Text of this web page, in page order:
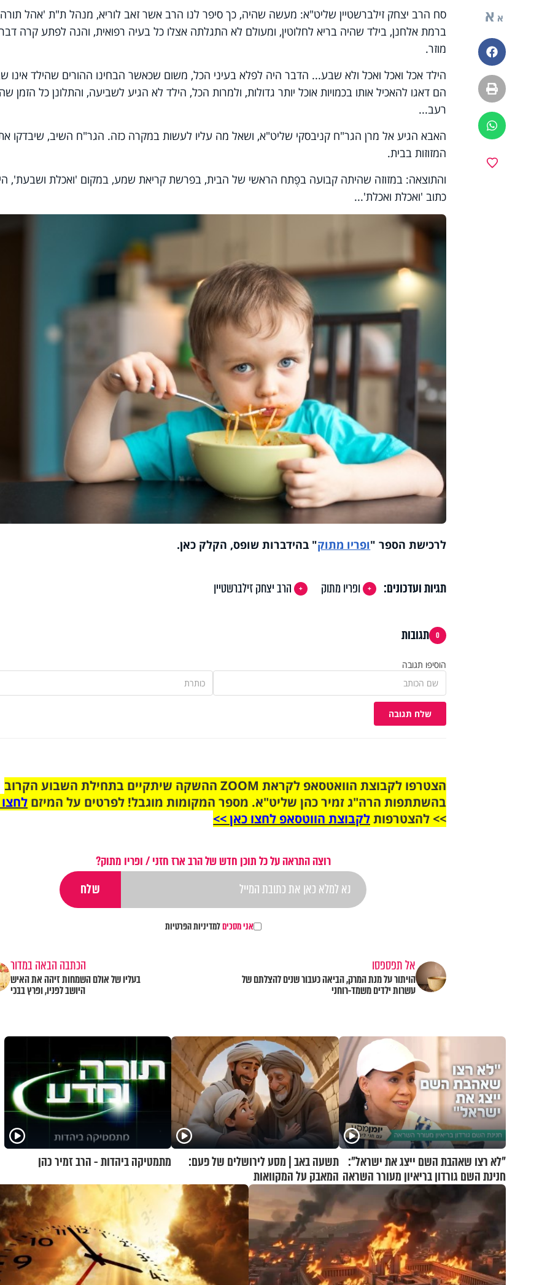
א א
פייסבוק
הדפסה
ווטסאפ
סח הרב יצחק זילברשטיין שליט"א: מעשה שהיה, כך סיפר לנו הרב אשר זאב לוריא, מנהל ת"ת 'אהל
ברמת אלחנן, בילד שהיה בריא לחלוטין, ומעולם לא התגלתה אצלו כל בעיה רפואית, והנה לפתע קרה דבר
מוזר.
הילד אכל ואכל ואכל ולא שבע... הדבר היה לפלא בעיני הכל, משום שכאשר הבחינו ההורים שהילד אינו
הם דאגו להאכיל אותו בכמויות אוכל יותר גדולות, ולמרות הכל, הילד לא הגיע לשביעה, והתלונן כל הזמן
רעב...
האבא הגיע אל מרן הגר"ח קניבסקי שליט"א, ושאל מה עליו לעשות במקרה כזה. הגר"ח השיב, שיבדקו
המזוזות בבית.
והתוצאה: במזוזה שהיתה קבועה בפֶתח הראשי של הבית, בפרשת קריאת שמע, במקום 'ואכלת ושבעת',
כתוב 'ואכלת ואכלת'...
לרכישת הספר "ופריו מתוק" בהידברות שופס, הקלק כאן.
תגיות ועדכונים: ופריו מתוק הרב יצחק זילברשטיין
0 תגובות
הוסיפו תגובה
שלח תגובה
הצטרפו לקבוצת הוואטסאפ לקראת ZOOM ההשקה שיתקיים בתחילת השבוע הקרוב
בהשתתפות הרה"ג זמיר כהן שליט"א. מספר המקומות מוגבל! לפרטים על המיזם
>> להצטרפותלקבוצת הווטסאפ לחצו כאן >>
רוצה התראה על כל תוכן חדש של הרב ארז חזני / ופריו מתוק?
אני מסכיםלמדיניות הפרטיות
אל תפספסו
הויתור על מנת המרק, הביאה כעבור שנים להצלתם של
עשרות ילדים משמד-רוחני
הכתבה הבאה במדור
בעליו של אולם השמחות זיהה את האיש
היושב לפניו, ופרץ בבכי
"לא רצו שאהבת השם ייצג את ישראל":
חנינת השם גורדון בריאיון מעורר השראה
תשעה באב | מסע לירושלים של פעם:
המאבק על המקוואות
מתמטיקה ביהדות - הרב זמיר כהן